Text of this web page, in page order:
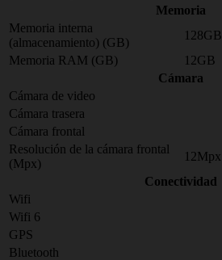
Memoria
Memoria interna
(almacenamiento) (GB)
128GB
Memoria RAM (GB)
12GB
Cámara
Cámara de video
Cámara trasera
Cámara frontal
Resolución de la cámara frontal
(Mpx)
12Mpx
Conectividad
Wifi
Wifi 6
GPS
Bluetooth